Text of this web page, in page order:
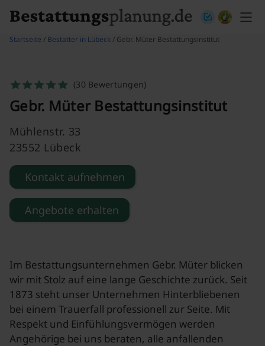
Startseite / Bestatter in Lübeck/ Gebr. Müter Bestattungsinstitut
(30 Bewertungen)
Gebr. Müter Bestattungsinstitut
Mühlenstr. 33
23552 Lübeck
Kontakt aufnehmen
Angebote erhalten
Im Bestattungsunternehmen Gebr. Müter blicken
wir mit Stolz auf eine lange Geschichte zurück. Seit
1873 steht unser Unternehmen Hinterbliebenen
bei einem Trauerfall professionell zur Seite. Mit
Respekt und Einfühlungsvermögen werden
Angehörige bei uns beraten, alle anfallenden